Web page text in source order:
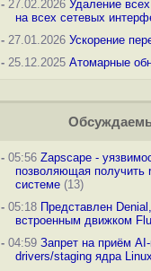
-27.02.2026 Удаление
на всех сетевых
-27.01.2026 Ускорение
-25.12.2025 Атомарные
-05:56 Zapscape -
позволяющая получить
системе(13)
-05:18 Представлен
встроенным движком
-04:59 Запрет на приём
drivers/staging ядра Linux